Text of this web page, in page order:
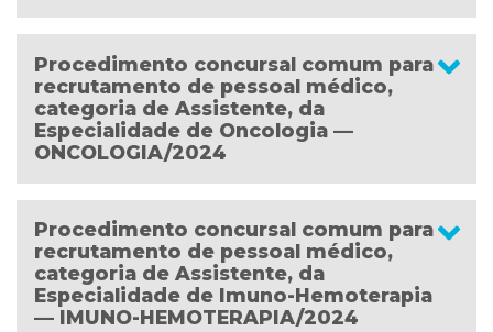
Procedimento concursal comum para
recrutamento de pessoal médico,
categoria de Assistente, da
Especialidade de Oncologia —
ONCOLOGIA/2024
Procedimento concursal comum para
recrutamento de pessoal médico,
categoria de Assistente, da
Especialidade de Imuno-Hemoterapia
— IMUNO-HEMOTERAPIA/2024